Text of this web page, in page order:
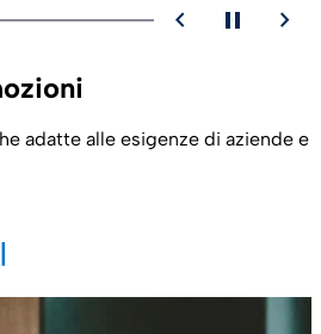
chevron_backward pause chevron_forward
adatte alle esigenze di aziende e